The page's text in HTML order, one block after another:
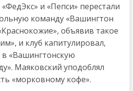
и «Пепси» перестали
команду «Вашингтон
объявив такое
и клуб капитулировал,
«Вашингтонскую
Маяковский уподоблял
«морковному кофе».